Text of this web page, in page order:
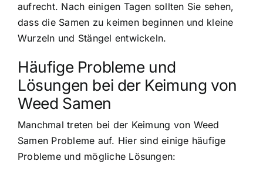
aufrecht. Nach einigen Tagen sollten Sie sehen,
dass die Samen zu keimen beginnen und kleine
Wurzeln und Stängel entwickeln.
Häufige Probleme und
Lösungen bei der Keimung von
Weed Samen
Manchmal treten bei der Keimung von Weed
Samen Probleme auf. Hier sind einige häufige
Probleme und mögliche Lösungen: